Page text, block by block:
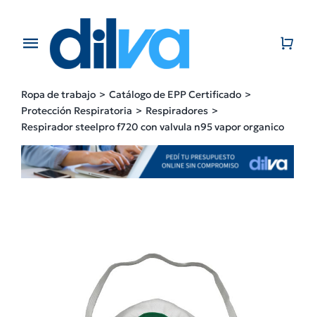
contentToggle
EMPRESA
PRODUCTOS
Ropa de trabajo
Catálogo de EPP Certificado
Protección Respiratoria
Respiradores
Respirador steelpro f720 con valvula n95 vapor organico